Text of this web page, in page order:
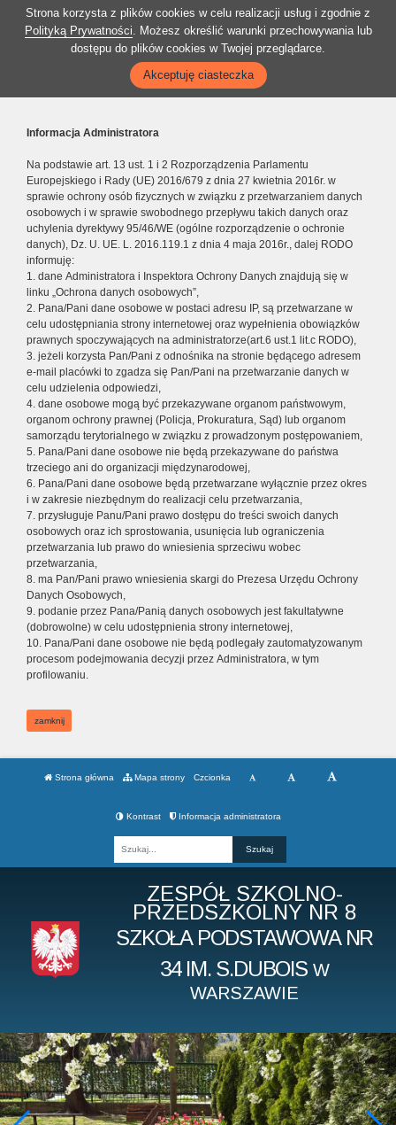
Strona korzysta z plików cookies w celu realizacji usług i zgodnie z
Polityką Prywatności. Możesz określić warunki przechowywania lub
dostępu do plików cookies w Twojej przeglądarce.
Akceptuję ciasteczka
Informacja Administratora
Na podstawie art. 13 ust. 1 i 2 Rozporządzenia Parlamentu
Europejskiego i Rady (UE) 2016/679 z dnia 27 kwietnia 2016r. w
sprawie ochrony osób fizycznych w związku z przetwarzaniem danych
osobowych i w sprawie swobodnego przepływu takich danych oraz
uchylenia dyrektywy 95/46/WE (ogólne rozporządzenie o ochronie
danych), Dz. U. UE. L. 2016.119.1 z dnia 4 maja 2016r., dalej RODO
informuję:
1. dane Administratora i Inspektora Ochrony Danych znajdują się w
linku „Ochrona danych osobowych”,
2. Pana/Pani dane osobowe w postaci adresu IP, są przetwarzane w
celu udostępniania strony internetowej oraz wypełnienia obowiązków
prawnych spoczywających na administratorze(art.6 ust.1 lit.c RODO),
3. jeżeli korzysta Pan/Pani z odnośnika na stronie będącego adresem
e-mail placówki to zgadza się Pan/Pani na przetwarzanie danych w
celu udzielenia odpowiedzi,
4. dane osobowe mogą być przekazywane organom państwowym,
organom ochrony prawnej (Policja, Prokuratura, Sąd) lub organom
samorządu terytorialnego w związku z prowadzonym postępowaniem,
5. Pana/Pani dane osobowe nie będą przekazywane do państwa
trzeciego ani do organizacji międzynarodowej,
6. Pana/Pani dane osobowe będą przetwarzane wyłącznie przez okres
i w zakresie niezbędnym do realizacji celu przetwarzania,
7. przysługuje Panu/Pani prawo dostępu do treści swoich danych
osobowych oraz ich sprostowania, usunięcia lub ograniczenia
przetwarzania lub prawo do wniesienia sprzeciwu wobec
przetwarzania,
8. ma Pan/Pani prawo wniesienia skargi do Prezesa Urzędu Ochrony
Danych Osobowych,
9. podanie przez Pana/Panią danych osobowych jest fakultatywne
(dobrowolne) w celu udostępnienia strony internetowej,
10. Pana/Pani dane osobowe nie będą podlegały zautomatyzowanym
procesom podejmowania decyzji przez Administratora, w tym
profilowaniu.
zamknij
Strona główna Mapa strony Czcionka
Kontrast Informacja administratora
ZESPÓŁ SZKOLNO-
PRZEDSZKOLNY NR 8
SZKOŁA PODSTAWOWA NR
34 IM. S.DUBOIS W
WARSZAWIE